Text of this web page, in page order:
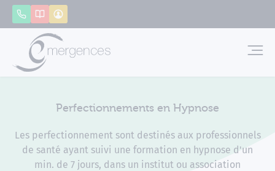
AppelerCatalogue
Perfectionnements en Hypnose
Les perfectionnement sont destinés aux professionnels
de santé ayant suivi une formation en hypnose d'un
min. de 7 jours, dans un institut ou association
Panneau de gestion des cookies